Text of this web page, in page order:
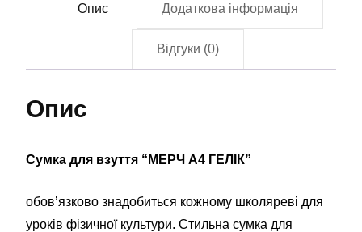
Опис Додаткова інформація
Відгуки (0)
Опис
Сумка для взуття “МЕРЧ А4 ГЕЛІК”
обов’язково знадобиться кожному школяреві для
уроків фізичної культури. Стильна сумка для